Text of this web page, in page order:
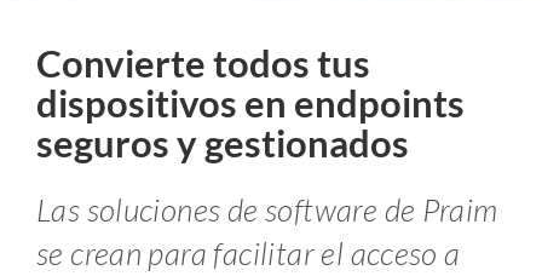
Convierte todos tus
dispositivos en endpoints
seguros y gestionados
Las soluciones de software de Praim
se crean para facilitar el acceso a